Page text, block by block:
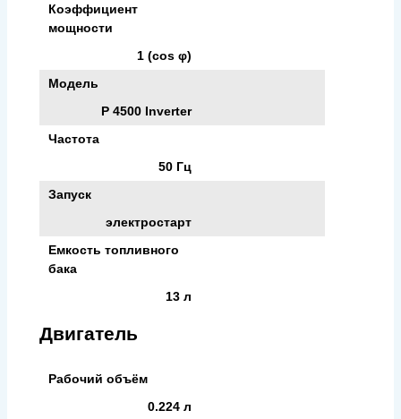
Коэффициент
мощности
1 (cos φ)
Модель
P 4500 Inverter
Частота
50 Гц
Запуск
электростарт
Емкость топливного
бака
13 л
Двигатель
Рабочий объём
0.224 л